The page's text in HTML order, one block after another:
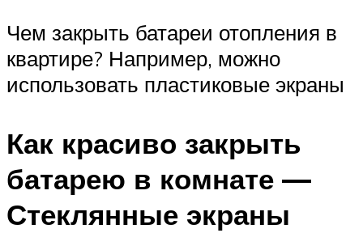
Чем закрыть батареи отопления в
квартире? Например, можно
использовать пластиковые экраны
Как красиво закрыть
батарею в комнате —
Стеклянные экраны